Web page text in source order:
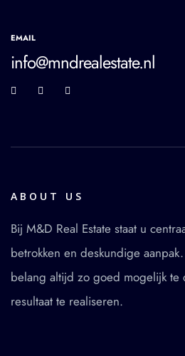
EMAIL
info@mndrealestate.nl
ABOUT US
Bij M&D Real Estate staat u
betrokken en deskundige
belang altijd zo goed mogelijk te
resultaat te realiseren.